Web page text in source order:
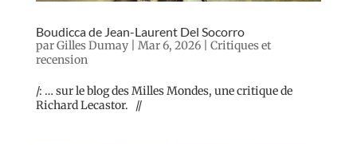
Boudicca de Jean-Laurent Del Socorro
parGilles Dumay| Mar 6, 2026| Critiques et
recension
/: … sur le blog des Milles Mondes, une critique de
Richard Lecastor. //